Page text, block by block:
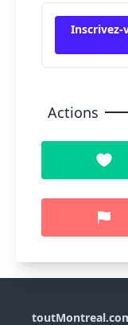
Inscrivez-
Actions